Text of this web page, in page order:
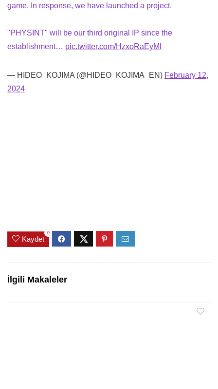
game. In response, we have launched a project.
"PHYSINT" will be our third original IP since the
establishment… pic.twitter.com/HzxoRaEyMl
— HIDEO_KOJIMA (@HIDEO_KOJIMA_EN) February 12,
2024
Kaydet
0
İlgili Makaleler